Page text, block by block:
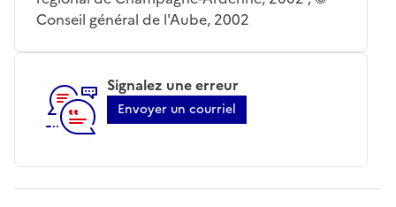
Conseil général de l'Aube, 2002
Signalez une erreur
Envoyer un courriel